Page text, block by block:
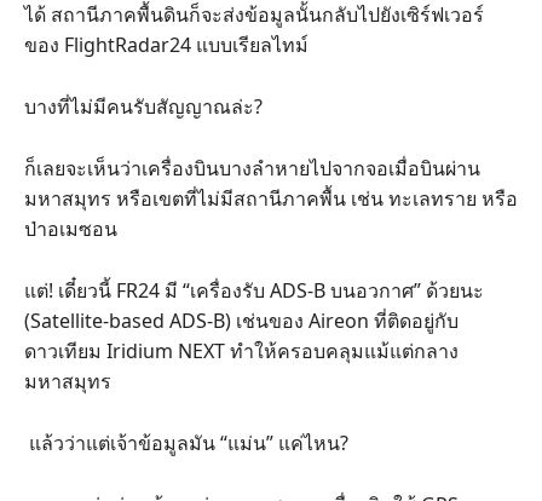
ได้ สถานีภาคพื้นดินก็จะส่งข้อมูลนั้นกลับไปยังเซิร์ฟเวอร์
ของ FlightRadar24 แบบเรียลไทม์
บางที่ไม่มีคนรับสัญญาณล่ะ?
ก็เลยจะเห็นว่าเครื่องบินบางลำหายไปจากจอเมื่อบินผ่าน
มหาสมุทร หรือเขตที่ไม่มีสถานีภาคพื้น เช่น ทะเลทราย หรือ
ป่าอเมซอน
แต่! เดี๋ยวนี้ FR24 มี “เครื่องรับ ADS-B บนอวกาศ” ด้วยนะ
(Satellite-based ADS-B) เช่นของ Aireon ที่ติดอยู่กับ
ดาวเทียม Iridium NEXT ทำให้ครอบคลุมแม้แต่กลาง
มหาสมุทร
แล้วว่าแต่เจ้าข้อมูลมัน “แม่น” แค่ไหน?